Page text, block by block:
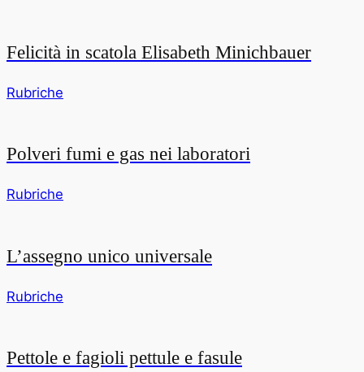
Felicità in scatola Elisabeth Minichbauer
Rubriche
Polveri fumi e gas nei laboratori
Rubriche
L’assegno unico universale
Rubriche
Pettole e fagioli pettule e fasule